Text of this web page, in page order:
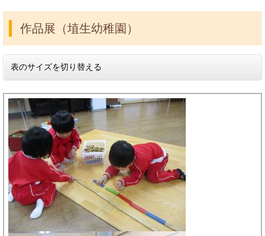
作品展（埴生幼稚園）
表のサイズを切り替える